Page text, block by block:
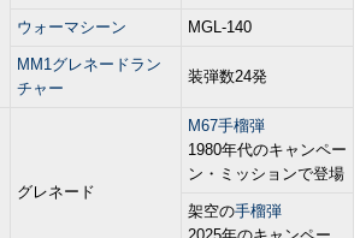
ウォーマシーン MGL-140
MM1グレネードラン
チャー
装弾数24発
グレネード
M67手榴弾
1980年代のキャンペー
ン・ミッションで登場
架空の手榴弾